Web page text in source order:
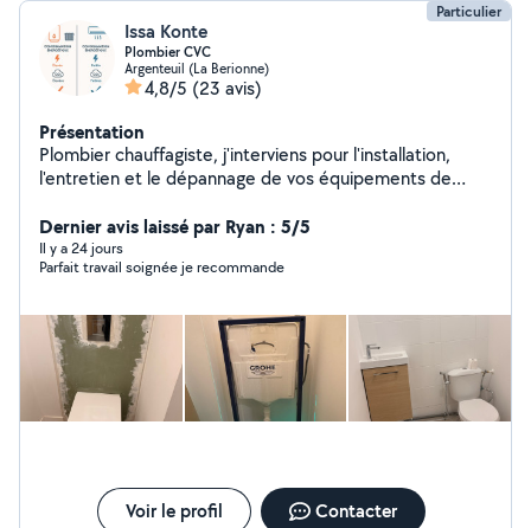
Particulier
Issa Konte
Plombier CVC
Argenteuil (La Berionne)
4,8/5 (23 avis)
Présentation
Plombier chauffagiste, j'interviens pour l'installation,
l'entretien et le dépannage de vos équipements de
Sérieux, motivé et appliqué, je vous garantis un travail
propre et soigné. Disponible pour petits travaux,
entretiens et dépannages. N'hésitez pas à me
Dernier avis laissé par Ryan : 5/5
Il y a 24 jours
Parfait travail soignée je recommande
Voir le profil Contacter